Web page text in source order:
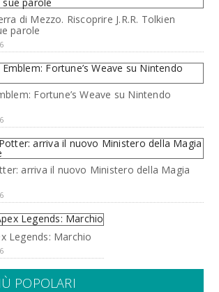
di Mezzo. Riscoprire J.R.R. Tolkien
parole
Fortune’s Weave su Nintendo
arriva il nuovo Ministero della Magia
Legends: Marchio
POPOLARI